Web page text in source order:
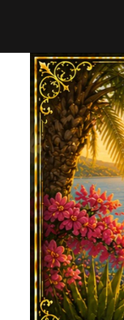
content